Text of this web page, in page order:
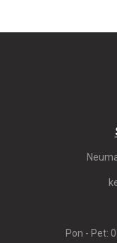
Pon - Pet: